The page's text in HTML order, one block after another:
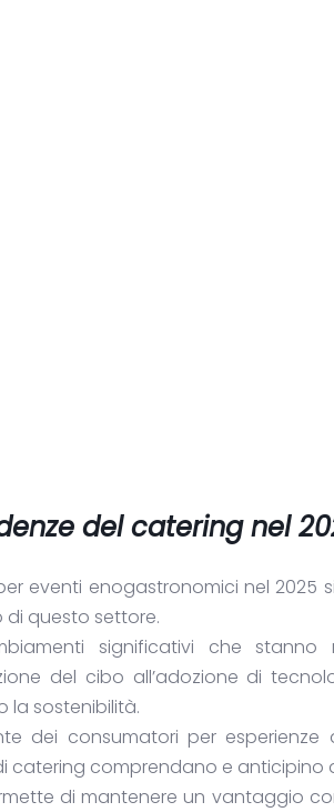
del catering nel
eventi enogastronomici nel
questo settore.
significativi che
del cibo all’adozione di
la sostenibilità.
dei consumatori per
catering comprendano e anticipino
di mantenere un vantaggio